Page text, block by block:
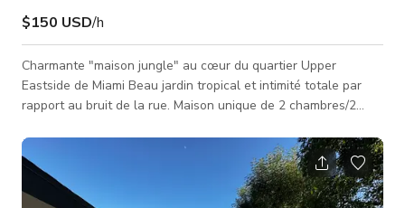
$150 USD/h
Charmante "maison jungle" au cœur du quartier Upper
Eastside de Miami Beau jardin tropical et intimité totale par
rapport au bruit de la rue. Maison unique de 2 chambres/2
design contemporain. La propriété dispose d'un jardin
luxuriant, d'une longue allée depuis la rue et est entièrement
clôturée.